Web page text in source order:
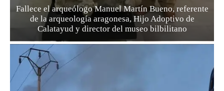
Fallece el arqueólogo Manuel Martín Bueno, referente
de la arqueología aragonesa, Hijo Adoptivo de
Calatayud y director del museo bilbilitano